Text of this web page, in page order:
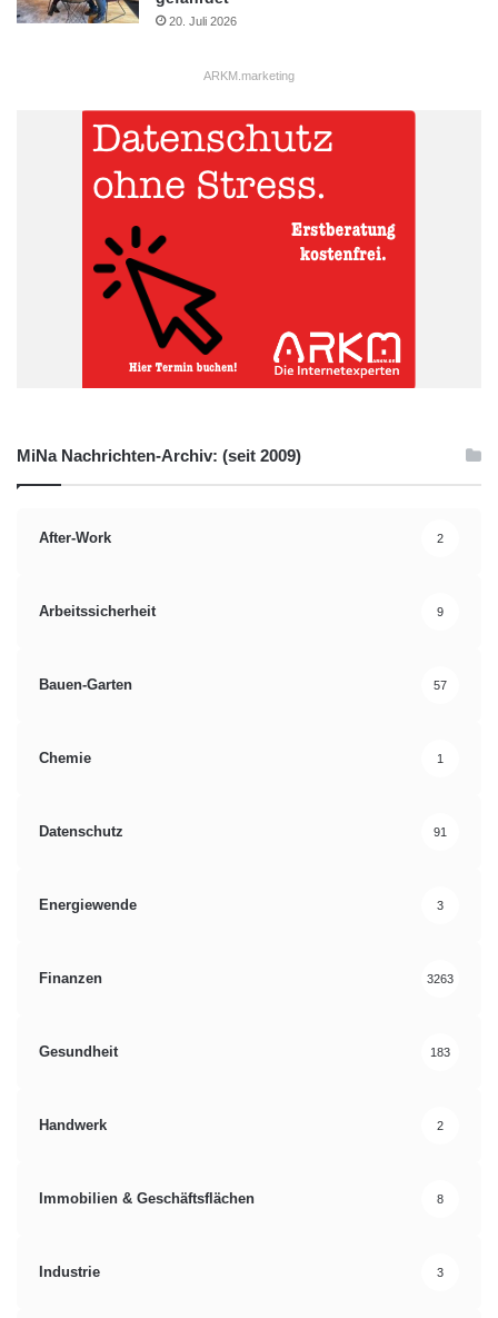
20. Juli 2026
ARKM.marketing
MiNa Nachrichten-Archiv: (seit 2009)
After-Work 2
Arbeitssicherheit 9
Bauen-Garten 57
Chemie 1
Datenschutz 91
Energiewende 3
Finanzen 3263
Gesundheit 183
Handwerk 2
Immobilien & Geschäftsflächen 8
Industrie 3